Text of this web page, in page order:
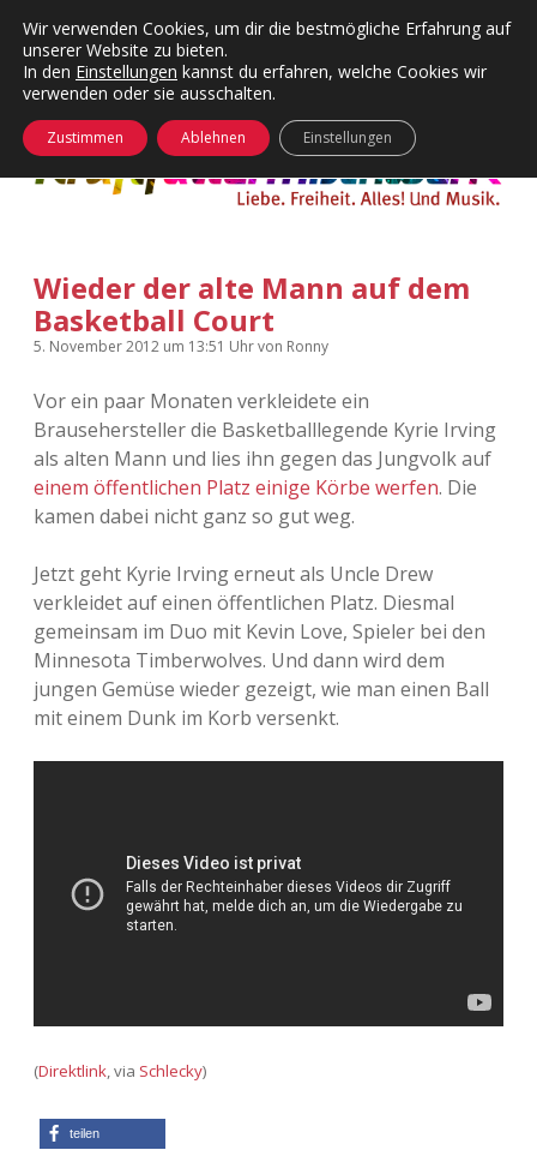
Kategorien
Menü
24 Hours Chilling
Die Wende
KFMW-Disco
kfmw.stuff
Kopfkinomusik
Nur mal so
Täglicher Sinnwahn
Visuelles
Wandnotizen
KFMW-Disco
Dates
Contact
Adventskalender
Adventskalender 2010
Adventskalender 2011
Adventskalender 2012
Adventskalender 2013
Adventskalender 2014
Adventskalender 2015
Adventskalender 2018
Adventskalender 2019
facebook
instagram
rss soundcloud
vimeoBluesky
öffnen
Wieder der alte Mann auf dem
Basketball Court
5. November 2012 um 13:51 Uhrvon Ronny
Vor ein paar Monaten verkleidete ein
Brausehersteller die Basketballlegende Kyrie Irving
als alten Mann und lies ihn gegen das Jungvolk auf
einem öffentlichen Platz einige Körbe werfen. Die
kamen dabei nicht ganz so gut weg.
Jetzt geht Kyrie Irving erneut als Uncle Drew
verkleidet auf einen öffentlichen Platz. Diesmal
gemeinsam im Duo mit Kevin Love, Spieler bei den
Minnesota Timberwolves. Und dann wird dem
jungen Gemüse wieder gezeigt, wie man einen Ball
mit einem Dunk im Korb versenkt.
(Direktlink, via Schlecky)
teilen
Wir verwenden Cookies, um dir die bestmögliche Erfahrung auf
unserer Website zu bieten.
In den Einstellungen kannst du erfahren, welche Cookies wir
verwenden oder sie ausschalten.
Zustimmen Ablehnen Einstellungen